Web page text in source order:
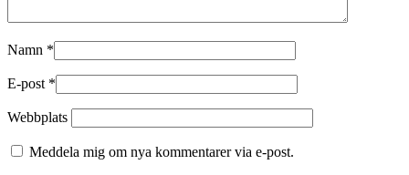
Namn *
E-post *
Webbplats
Meddela mig om nya kommentarer via e-post.